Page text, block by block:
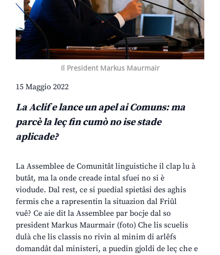
Il President Markus Maurmair
15 Maggio 2022
La Aclif e lance un apel ai Comuns: ma
parcè la leç fin cumò no ise stade
aplicade?
La Assemblee de Comunitât linguistiche il clap lu à
butât, ma la onde creade intal sfuei no si è
viodude. Dal rest, ce si puedial spietâsi des aghis
fermis che a rapresentin la situazion dal Friûl
vuê? Ce aie dit la Assemblee par bocje dal so
president Markus Maurmair (foto) Che lis scuelis
dulà che lis classis no rivin al minim di arlêfs
domandât dal ministeri, a puedin gjoldi de leç che e